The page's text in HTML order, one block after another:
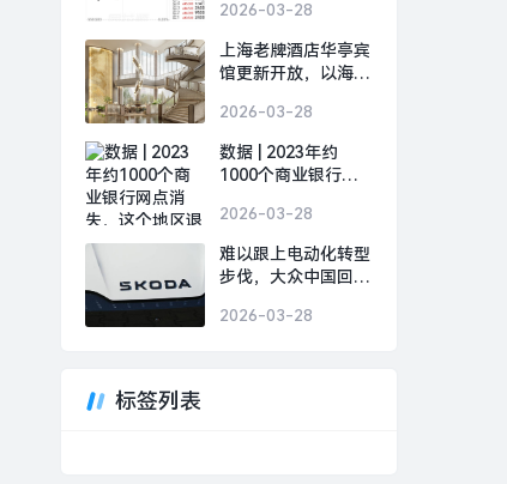
2026-03-28
上海老牌酒店华亭宾
馆更新开放，以海派
界面新闻 · 旅行
2026-03-28
数据 | 2023年约
1000个商业银行网
出数量最多|界面新
闻
2026-03-28
难以跟上电动化转型
步伐，大众中国回应
场|界面新闻 · 汽车
2026-03-28
标签列表